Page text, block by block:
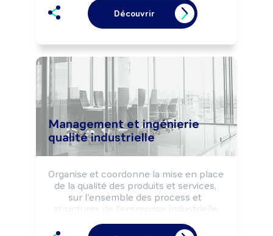
Sécurité et Environnement.
Peut coordonner une équipe.
Peut diriger un service.
Découvrir
Management et ingénierie
qualité industrielle
Organise et coordonne la mise en place
de la qualité des produits et services,
sur l'ensemble des process et
structures de l'entreprise industrielle.
méthodes et outils à disposition des